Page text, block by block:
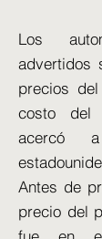
Los
advertidos
precios
costo del
acercó
Antes de
precio del